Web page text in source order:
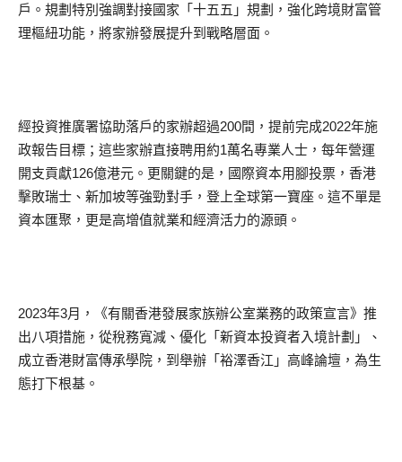
戶。規劃特別強調對接國家「十五五」規劃，強化跨境財富管
理樞紐功能，將家辦發展提升到戰略層面。
經投資推廣署協助落戶的家辦超過200間，提前完成2022年施
政報告目標；這些家辦直接聘用約1萬名專業人士，每年營運
開支貢獻126億港元。更關鍵的是，國際資本用腳投票，香港
擊敗瑞士、新加坡等強勁對手，登上全球第一寶座。這不單是
資本匯聚，更是高增值就業和經濟活力的源頭。
2023年3月，《有關香港發展家族辦公室業務的政策宣言》推
出八項措施，從稅務寬減、優化「新資本投資者入境計劃」、
成立香港財富傳承學院，到舉辦「裕澤香江」高峰論壇，為生
態打下根基。